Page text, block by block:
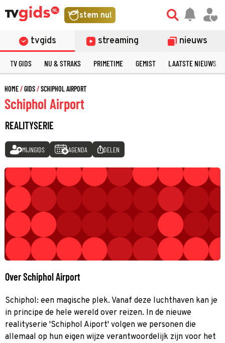
stem nu!
tvgids streaming nieuws
TV GIDS NU & STRAKS PRIMETIME GEMIST LAATSTE NIEUWS
HOME GIDS SCHIPHOL AIRPORT
Schiphol Airport
REALITYSERIE
MIJNGIDS AGENDA DELEN
Over Schiphol Airport
Schiphol: een magische plek. Vanaf deze luchthaven kan je
in principe de hele wereld over reizen. In de nieuwe
realityserie 'Schiphol Aiport' volgen we personen die
allemaal op hun eigen wijze verantwoordelijk zijn voor het